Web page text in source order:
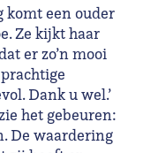
een ouder
Ze kijkt haar
er zo’n mooi
Dank u wel.’
het gebeuren:
De waardering